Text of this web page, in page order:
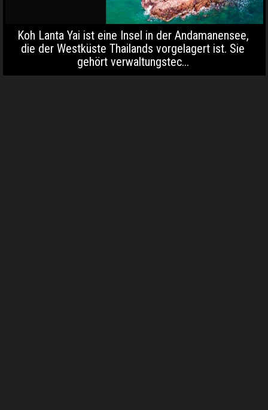
Koh Lanta Yai ist eine Insel in der Andamanensee,
die der Westküste Thailands vorgelagert ist. Sie
gehört verwaltungstec...